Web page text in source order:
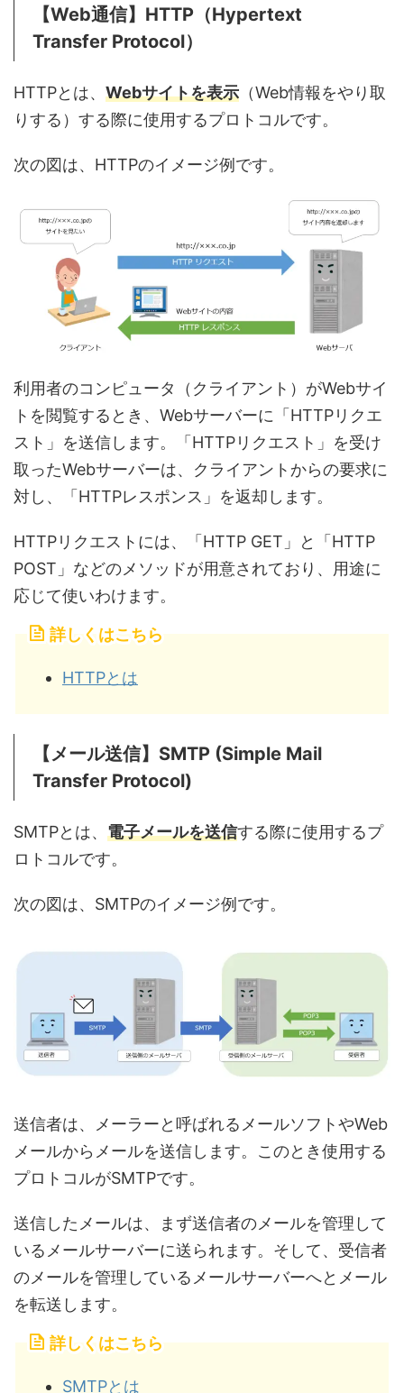
【Web通信】HTTP（Hypertext
Transfer Protocol）
HTTPとは、 Webサイトを表示 （Web情報をやり取
りする）する際に使用するプロトコルです。
次の図は、HTTPのイメージ例です。
利用者のコンピュータ（クライアント）がWebサイ
トを閲覧するとき、Webサーバーに「HTTPリクエ
スト」を送信します。「HTTPリクエスト」を受け
取ったWebサーバーは、クライアントからの要求に
対し、「HTTPレスポンス」を返却します。
HTTPリクエストには、「HTTP GET」と「HTTP
POST」などのメソッドが用意されており、用途に
応じて使いわけます。
詳しくはこちら
HTTPとは
【メール送信】SMTP (Simple Mail
Transfer Protocol)
SMTPとは、 電子メールを送信する際に使用するプ
ロトコルです。
次の図は、SMTPのイメージ例です。
送信者は、メーラーと呼ばれるメールソフトやWeb
メールからメールを送信します。このとき使用する
プロトコルがSMTPです。
送信したメールは、まず送信者のメールを管理して
いるメールサーバーに送られます。そして、受信者
のメールを管理しているメールサーバーへとメール
を転送します。
詳しくはこちら
SMTPとは